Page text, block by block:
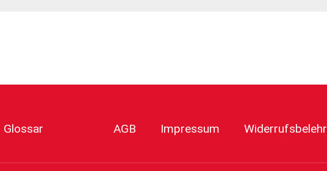
Glossar AGB Impressum